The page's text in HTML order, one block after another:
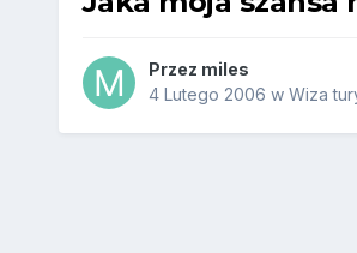
Przez miles
4 Lutego 2006 w Wiza